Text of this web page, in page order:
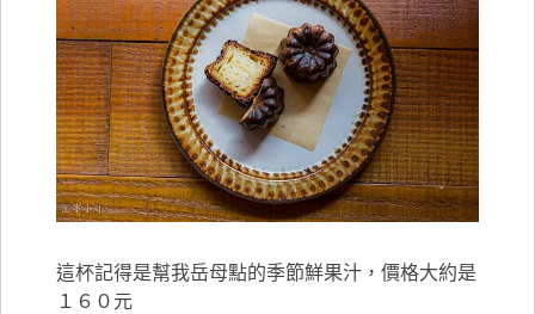
這杯記得是幫我岳母點的季節鮮果汁，價格大約是
１６０元